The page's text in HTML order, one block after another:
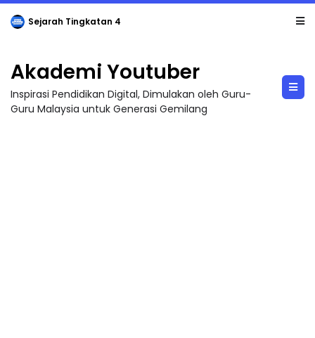
Sejarah Tingkatan 4
Akademi Youtuber
Inspirasi Pendidikan Digital, Dimulakan oleh Guru-
Guru Malaysia untuk Generasi Gemilang